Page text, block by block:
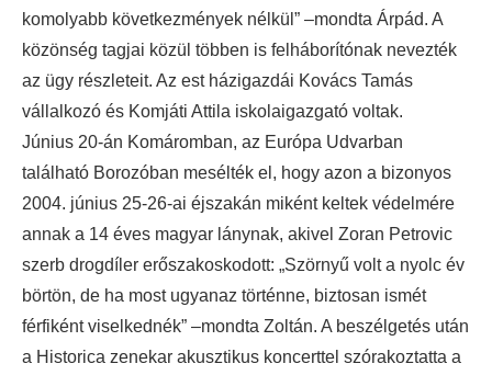
komolyabb következmények nélkül” –mondta Árpád. A
közönség tagjai közül többen is felháborítónak nevezték
az ügy részleteit. Az est házigazdái Kovács Tamás
vállalkozó és Komjáti Attila iskolaigazgató voltak.
Június 20-án Komáromban, az Európa Udvarban
található Borozóban mesélték el, hogy azon a bizonyos
2004. június 25-26-ai éjszakán miként keltek védelmére
annak a 14 éves magyar lánynak, akivel Zoran Petrovic
szerb drogdíler erőszakoskodott: „Szörnyű volt a nyolc év
börtön, de ha most ugyanaz történne, biztosan ismét
férfiként viselkednék” –mondta Zoltán. A beszélgetés után
a Historica zenekar akusztikus koncerttel szórakoztatta a